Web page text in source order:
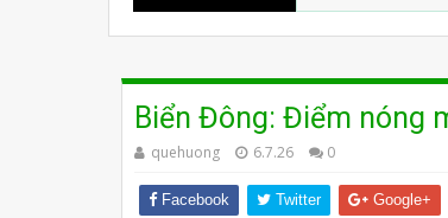
Biển Đông: Điểm nóng
quehuong 6.7.26 0
Facebook Twitter Google+